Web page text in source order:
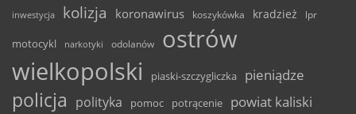
inwestycja
kolizja koronawirus koszykówka kradzież lpr
motocykl narkotyki odolanów
ostrów
wielkopolski
piaski-szczygliczka pieniądze
policja polityka pomoc potrącenie powiat kaliski